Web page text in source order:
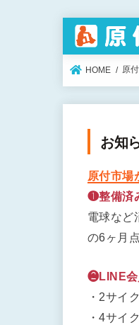
HOME 原
お知
原付市場
❶整備済
電球など
の6ヶ月
❷LINE会
・2サイ
・4サイ